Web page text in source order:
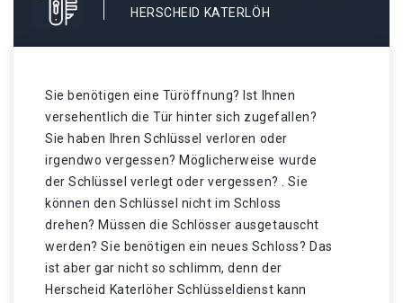
ERSCHEID KATERLÖH
Sie benötigen eine Türöffnung? Ist Ihnen
versehentlich die Tür hinter sich zugefallen?
Sie haben Ihren Schlüssel verloren oder
irgendwo vergessen? Möglicherweise wurde
der Schlüssel verlegt oder vergessen? . Sie
können den Schlüssel nicht im Schloss
drehen? Müssen die Schlösser ausgetauscht
werden? Sie benötigen ein neues Schloss? Das
ist aber gar nicht so schlimm, denn der
Herscheid Katerlöher Schlüsseldienst kann